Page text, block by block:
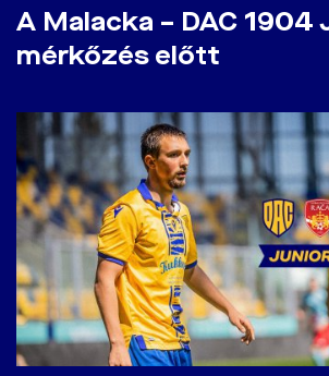
A Malacka – DAC 1904
mérkőzés előtt